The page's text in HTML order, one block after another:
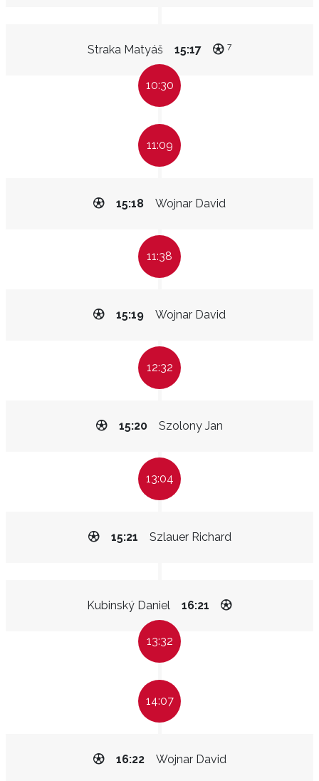
Straka Matyáš 15:17 7
10:30
11:09
Wojnar David
15:18
11:38
Wojnar David
15:19
12:32
Szolony Jan
15:20
13:04
Szlauer Richard
15:21
Kubinský Daniel 16:21
13:32
14:07
Wojnar David
16:22